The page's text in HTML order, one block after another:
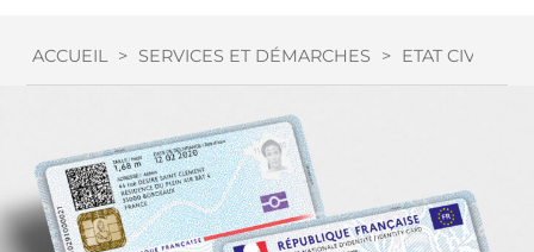
ACCUEIL > SERVICES ET DÉMARCHES > ETAT CIVIL